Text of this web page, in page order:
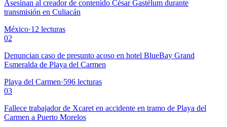
Asesinan al creador de contenido César Gastélum durante
transmisión en Culiacán
México·12 lecturas
02
Denuncian caso de presunto acoso en hotel BlueBay Grand
Esmeralda de Playa del Carmen
Playa del Carmen·596 lecturas
03
Fallece trabajador de Xcaret en accidente en tramo de Playa del
Carmen a Puerto Morelos